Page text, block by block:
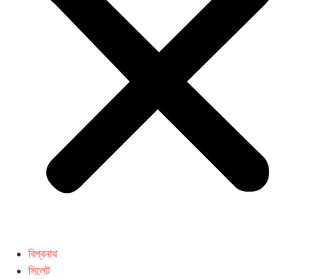
বিশ্বনাথ
সিলেট